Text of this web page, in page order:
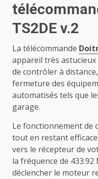
TS2DE v.2
La télécommande
appareil très
de contrôler à
fermeture des
automatisés tels que
garage.
Le fonctionnement de
tout en restant
vers le récepteur de
la fréquence de 433.92
déclencher le moteur